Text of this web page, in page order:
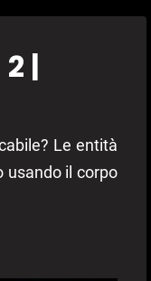
|
Le entità
usando il corpo